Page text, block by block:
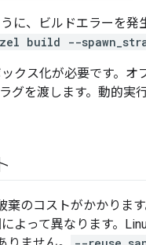
に、ビルドエラーを
build --
クス化が必要です。オ
グを渡します。動的実
のコストがかかりま
よって異なります。